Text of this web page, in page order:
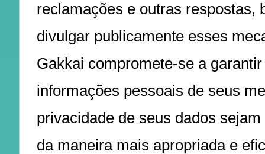
reclamações e outras respostas,
divulgar publicamente esses
Gakkai compromete-se a
informações pessoais de seus
privacidade de seus dados
da maneira mais apropriada e